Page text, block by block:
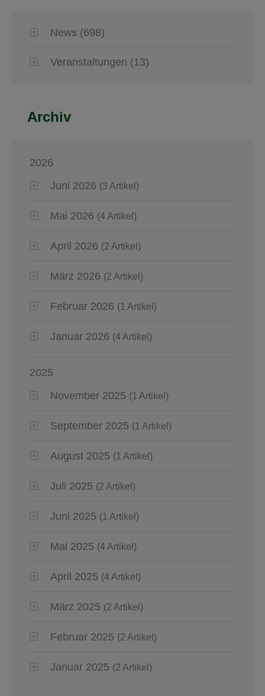
News (698)
Veranstaltungen (13)
Archiv
2026
Juni 2026 (3 Artikel)
Mai 2026 (4 Artikel)
April 2026 (2 Artikel)
März 2026 (2 Artikel)
Februar 2026 (1 Artikel)
Januar 2026 (4 Artikel)
2025
November 2025 (1 Artikel)
September 2025 (1 Artikel)
August 2025 (1 Artikel)
Juli 2025 (2 Artikel)
Juni 2025 (1 Artikel)
Mai 2025 (4 Artikel)
April 2025 (4 Artikel)
März 2025 (2 Artikel)
Februar 2025 (2 Artikel)
Januar 2025 (2 Artikel)